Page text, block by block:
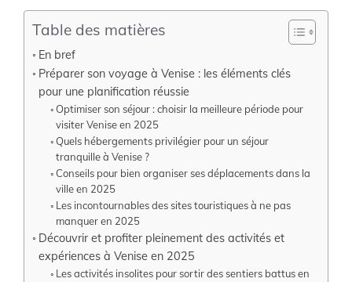
Table des matières
En bref
Préparer son voyage à Venise : les éléments clés
pour une planification réussie
Optimiser son séjour : choisir la meilleure période pour
visiter Venise en 2025
Quels hébergements privilégier pour un séjour
tranquille à Venise ?
Conseils pour bien organiser ses déplacements dans la
ville en 2025
Les incontournables des sites touristiques à ne pas
manquer en 2025
Découvrir et profiter pleinement des activités et
expériences à Venise en 2025
Les activités insolites pour sortir des sentiers battus en